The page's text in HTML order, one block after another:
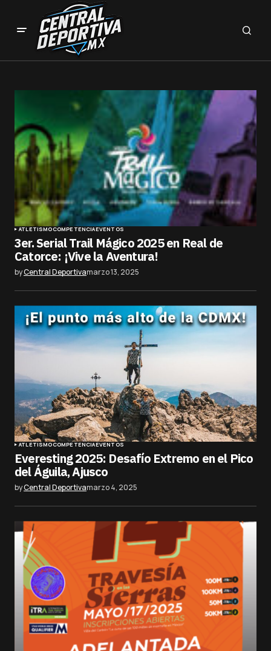
ATLETISMOCOMPETENCIAEVENTOS
3er. Serial Trail Mágico 2025 en Real de
Catorce: ¡Vive la Aventura!
byCentral Deportivamarzo 13, 2025
ATLETISMOCOMPETENCIAEVENTOS
Everesting 2025: Desafío Extremo en el Pico
del Águila, Ajusco
byCentral Deportivamarzo 4, 2025